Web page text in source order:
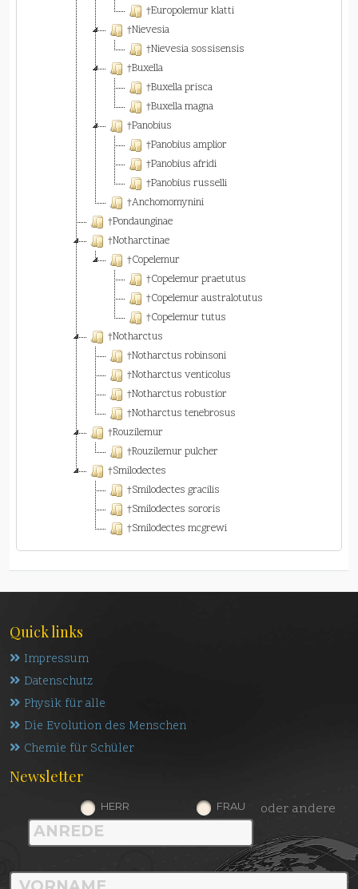
†Europolemur klatti
†Nievesia
†Nievesia sossisensis
†Buxella
†Buxella prisca
†Buxella magna
†Panobius
†Panobius amplior
†Panobius afridi
†Panobius russelli
†Anchomomynini
†Pondaunginae
†Notharctinae
†Copelemur
†Copelemur praetutus
†Copelemur australotutus
†Copelemur tutus
†Notharctus
†Notharctus robinsoni
†Notharctus venticolus
†Notharctus robustior
†Notharctus tenebrosus
†Rouzilemur
†Rouzilemur pulcher
†Smilodectes
†Smilodectes gracilis
†Smilodectes sororis
†Smilodectes mcgrewi
Quick links
Impressum
Datenschutz
Physik für alle
Die Evolution des Menschen
Chemie für Schüler
Newsletter
HERR FRAU oder andere